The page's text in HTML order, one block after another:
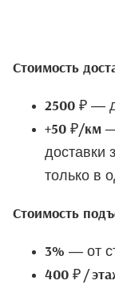
Стоимость
2500 ₽ —
+50 ₽/км
доставки
только в
Стоимость
3% — от
400 ₽ /